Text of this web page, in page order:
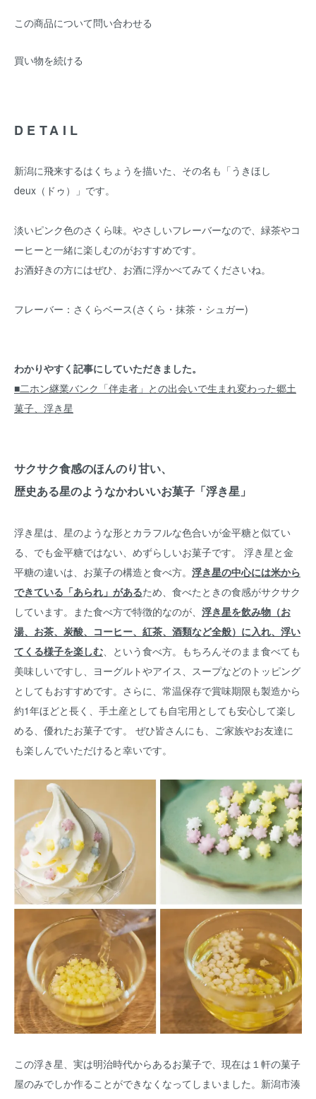
この商品について問い合わせる
買い物を続ける
DETAIL
新潟に飛来するはくちょうを描いた、その名も「うきほし
deux（ドゥ）」です。
淡いピンク色のさくら味。やさしいフレーバーなので、緑茶やコ
ーヒーと一緒に楽しむのがおすすめです。
お酒好きの方にはぜひ、お酒に浮かべてみてくださいね。
フレーバー：さくらベース(さくら・抹茶・シュガー)
わかりやすく記事にしていただきました。
■二ホン継業バンク「伴走者」との出会いで生まれ変わった郷土
菓子、浮き星
サクサク食感のほんのり甘い、
歴史ある星のようなかわいいお菓子「浮き星」
浮き星は、星のような形とカラフルな色合いが金平糖と似てい
る、でも金平糖ではない、めずらしいお菓子です。 浮き星と金
平糖の違いは、お菓子の構造と食べ方。 浮き星の中心には米から
できている「あられ」があるため、食べたときの食感がサクサク
しています。また食べ方で特徴的なのが、 浮き星を飲み物（お
湯、お茶、炭酸、コーヒー、紅茶、酒類など全般）に入れ、浮い
てくる様子を楽しむ、という食べ方。もちろんそのまま食べても
美味しいですし、ヨーグルトやアイス、スープなどのトッピング
としてもおすすめです。さらに、常温保存で賞味期限も製造から
約1年ほどと長く、手土産としても自宅用としても安心して楽し
める、優れたお菓子です。 ぜひ皆さんにも、ご家族やお友達に
も楽しんでいただけると幸いです。
この浮き星、実は明治時代からあるお菓子で、現在は１軒の菓子
屋のみでしか作ることができなくなってしまいました。新潟市湊